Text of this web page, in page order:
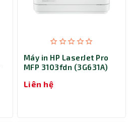
Máy in HP LaserJet Pro
MFP 3103fdn (3G631A)
Liên hệ